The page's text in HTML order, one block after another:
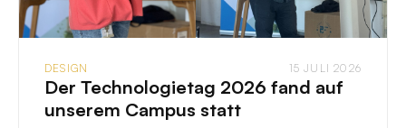
DESIGN 15 JULI 2026
Der Technologietag 2026 fand auf
unserem Campus statt